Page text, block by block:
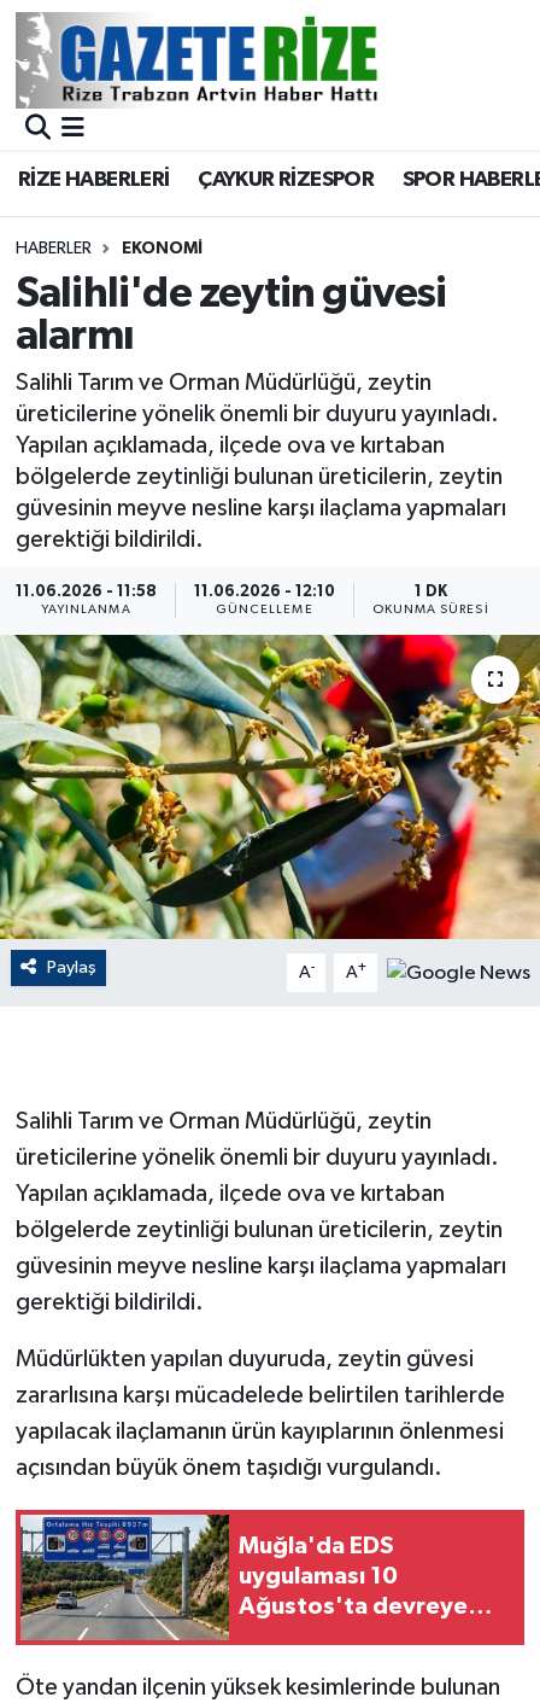
RİZE HABERLERİ ÇAYKUR RİZESPOR SPOR
HABERLER EKONOMİ
Salihli'de zeytin güvesi
alarmı
Salihli Tarım ve Orman Müdürlüğü, zeytin
üreticilerine yönelik önemli bir duyuru yayınladı.
Yapılan açıklamada, ilçede ova ve kırtaban
bölgelerde zeytinliği bulunan üreticilerin, zeytin
güvesinin meyve nesline karşı ilaçlama yapmaları
gerektiği bildirildi.
11.06.2026 - 11:58
YAYINLANMA
11.06.2026 - 12:10
GÜNCELLEME
1 DK
OKUNMA SÜRESI
Paylaş A- A+
Salihli Tarım ve Orman Müdürlüğü, zeytin
üreticilerine yönelik önemli bir duyuru yayınladı.
Yapılan açıklamada, ilçede ova ve kırtaban
bölgelerde zeytinliği bulunan üreticilerin, zeytin
güvesinin meyve nesline karşı ilaçlama yapmaları
gerektiği bildirildi.
Müdürlükten yapılan duyuruda, zeytin güvesi
zararlısına karşı mücadelede belirtilen tarihlerde
yapılacak ilaçlamanın ürün kayıplarının önlenmesi
açısından büyük önem taşıdığı vurgulandı.
Muğla'da EDS
uygulaması 10
Ağustos'ta devreye
Öte yandan ilçenin yüksek kesimlerinde bulunan
BÖLGEMİZ
Asayiş
Rize Jandarma Komutanlığı
Bilim Teknoloji
Advertising news
Canlı Maç
ÇEVRE
Dış Haberler
Dünya
EĞİTİM
EKONOMİ
English News
Finans
GÜNDEM
Güvenlik
İNSAN
İş Dünyası
Jandarma
Kadın
KÜLTÜR SANAT
MAGAZİN
Merkez Nöbetçi Eczaneler
Merkez Trafik Yoğunluk Haritası
Süper Lig Puan Durumu ve Fikstür
Tüm Manşetler
Haber Arşivi